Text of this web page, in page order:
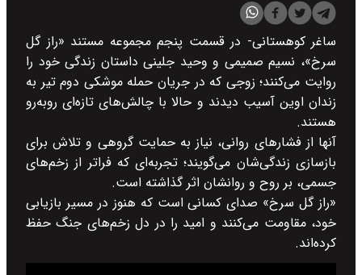
ساغر کوهستانی- در قسمت پنجم مجموعه مستند «راز گل
سرخ»، نسیم صمیمی و وحید جلینی داستان زندگی خود را
روایت می‌کنند؛ زوجی که در جریان حمله موشکی دوم تیر به
زندان اوین آسیب دیدند و حالا با چالش‌های تازه‌ای رو‌به‌رو
هستند.
آنها از فشار‌های روانی، نیاز به حمایت گروهی و تلاش برای
بازسازی زندگی‌شان می‌گویند؛ تجربه‌ای که فراتر از زخم‌های
جسمی، بر روح و روانشان اثر گذاشته است.
«راز گل سرخ» صدای کسانی است که هنوز در مسیر بازیابی
خود، مقاومت می‌کنند و امید را در دل زخم‌های جنگ حفظ
کرده‌اند.